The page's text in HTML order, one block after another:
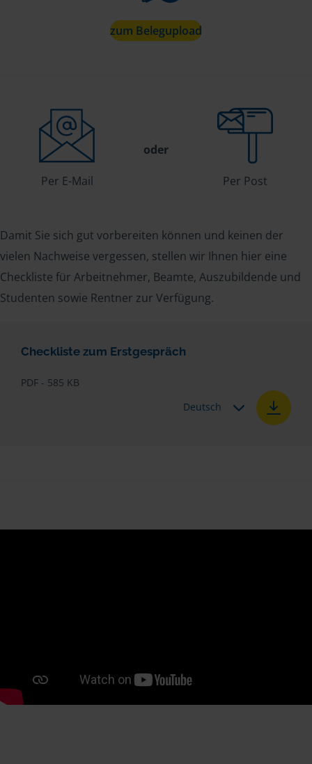
zum Belegupload
Per E-Mail
oder
Per Post
Damit Sie sich gut vorbereiten können und keinen der
vielen Nachweise vergessen, stellen wir Ihnen hier eine
Checkliste für Arbeitnehmer, Beamte, Auszubildende und
Studenten sowie Rentner zur Verfügung.
Checkliste zum Erstgespräch
PDF - 585 KB
Deutsch